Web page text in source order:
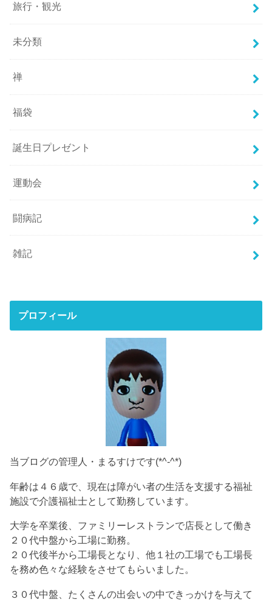
旅行・観光
未分類
禅
福袋
誕生日プレゼント
運動会
闘病記
雑記
プロフィール
当ブログの管理人・まるすけです(*^-^*)
年齢は４６歳で、現在は障がい者の生活を支援する福祉
施設で介護福祉士として勤務しています。
大学を卒業後、ファミリーレストランで店長として働き
２０代中盤から工場に勤務。
２０代後半から工場長となり、他１社の工場でも工場長
を務め色々な経験をさせてもらいました。
３０代中盤、たくさんの出会いの中できっかけを与えて